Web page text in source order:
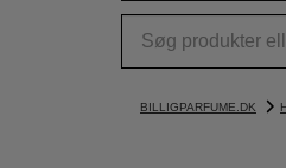
BILLIGPARFUME.DK